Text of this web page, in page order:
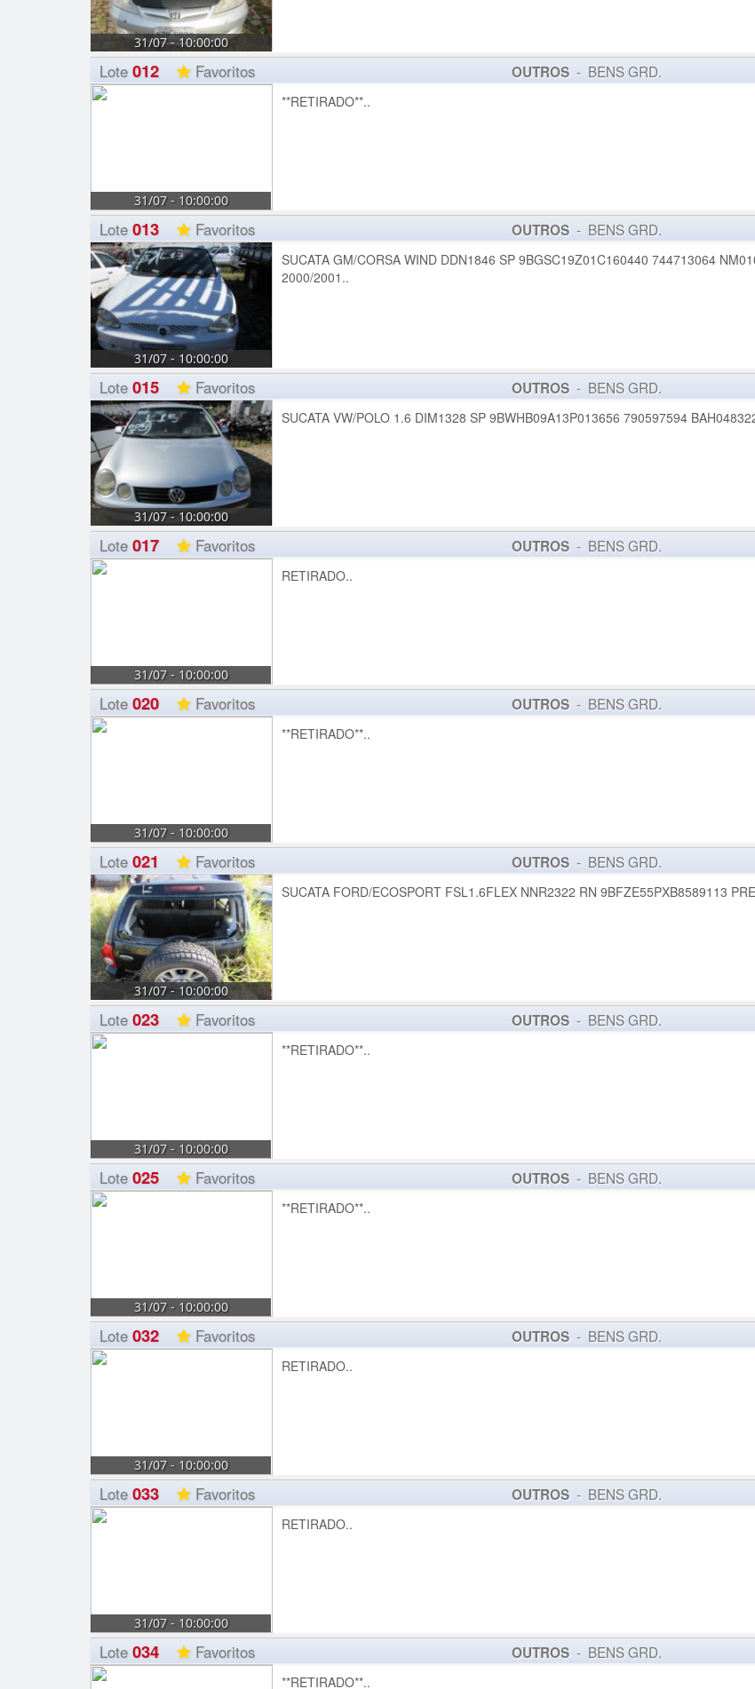
31/07 - 10:00:00
Lote 012 Favoritos OUTROS- BENS GRD.
31/07 - 10:00:00
**RETIRADO**..
Lote 013 Favoritos OUTROS- BENS GRD.
31/07 - 10:00:00
SUCATA GM/CORSA WIND DDN1846 SP 9BGSC19Z01C160440 744713064
2000/2001..
Lote 015 Favoritos OUTROS- BENS GRD.
31/07 - 10:00:00
SUCATA VW/POLO 1.6 DIM1328 SP 9BWHB09A13P013656 790597594
Lote 017 Favoritos OUTROS- BENS GRD.
31/07 - 10:00:00
RETIRADO..
Lote 020 Favoritos OUTROS- BENS GRD.
31/07 - 10:00:00
**RETIRADO**..
Lote 021 Favoritos OUTROS- BENS GRD.
31/07 - 10:00:00
SUCATA FORD/ECOSPORT FSL1.6FLEX NNR2322 RN 9BFZE55PXB8589113
Lote 023 Favoritos OUTROS- BENS GRD.
31/07 - 10:00:00
**RETIRADO**..
Lote 025 Favoritos OUTROS- BENS GRD.
31/07 - 10:00:00
**RETIRADO**..
Lote 032 Favoritos OUTROS- BENS GRD.
31/07 - 10:00:00
RETIRADO..
Lote 033 Favoritos OUTROS- BENS GRD.
31/07 - 10:00:00
RETIRADO..
Lote 034 Favoritos OUTROS- BENS GRD.
**RETIRADO**..